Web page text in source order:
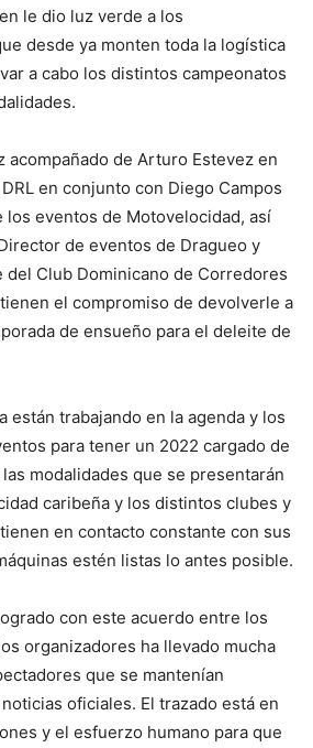
le dio luz verde a los
desde ya monten toda la logística
a cabo los distintos campeonatos
acompañado de Arturo Estevez en
en conjunto con Diego Campos
eventos de Motovelocidad, así
de eventos de Dragueo y
del Club Dominicano de Corredores
el compromiso de devolverle a
de ensueño para el deleite de
están trabajando en la agenda y los
para tener un 2022 cargado de
modalidades que se presentarán
caribeña y los distintos clubes y
en contacto constante con sus
estén listas lo antes posible.
con este acuerdo entre los
organizadores ha llevado mucha
que se mantenían
oficiales. El trazado está en
y el esfuerzo humano para que